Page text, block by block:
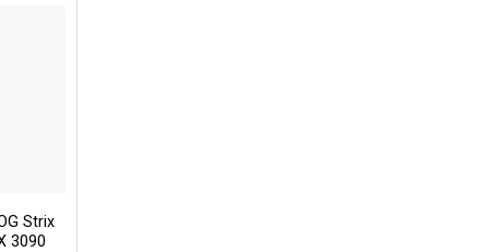
Strix
3090